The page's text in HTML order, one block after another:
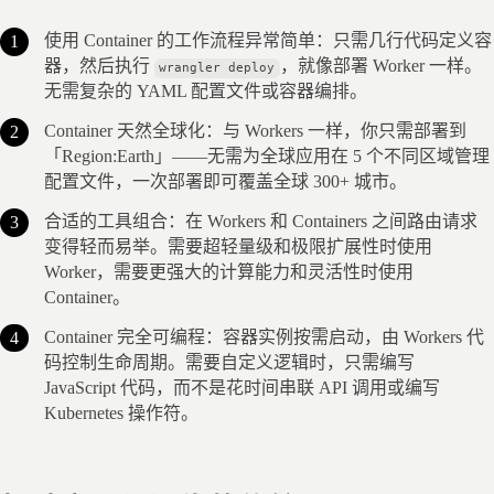
使用 Container 的工作流程异常简单：只需几行代码定义容
器，然后执行
wrangler deploy
，就像部署 Worker 一样。
无需复杂的 YAML 配置文件或容器编排。
Container 天然全球化：与 Workers 一样，你只需部署到
「Region:Earth」——无需为全球应用在 5 个不同区域管理
配置文件，一次部署即可覆盖全球 300+ 城市。
合适的工具组合：在 Workers 和 Containers 之间路由请求
变得轻而易举。需要超轻量级和极限扩展性时使用
Worker，需要更强大的计算能力和灵活性时使用
Container。
Container 完全可编程：容器实例按需启动，由 Workers 代
码控制生命周期。需要自定义逻辑时，只需编写
JavaScript 代码，而不是花时间串联 API 调用或编写
Kubernetes 操作符。